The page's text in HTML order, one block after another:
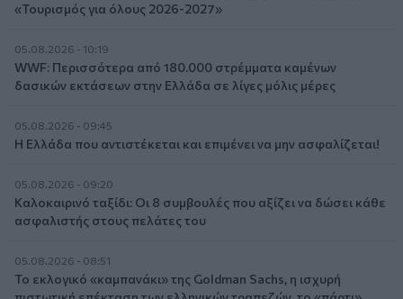
«Τουρισμός για όλους 2026-2027»
05.08.2026 - 10:19
WWF: Περισσότερα από 180.000 στρέμματα καμένων
δασικών εκτάσεων στην Ελλάδα σε λίγες μόλις μέρες
05.08.2026 - 09:45
Η Ελλάδα που αντιστέκεται και επιμένει να μην ασφαλίζεται!
05.08.2026 - 09:20
Καλοκαιρινό ταξίδι: Οι 8 συμβουλές που αξίζει να δώσει κάθε
ασφαλιστής στους πελάτες του
05.08.2026 - 08:51
Το εκλογικό «καμπανάκι» της Goldman Sachs, η ισχυρή